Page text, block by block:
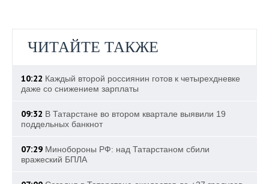
ЧИТАЙТЕ ТАКЖЕ
10:22 Каждый второй россиянин готов к четырехдневке
даже со снижением зарплаты
09:32 В Татарстане во втором квартале выявили 19
поддельных банкнот
07:29 Минобороны РФ: над Татарстаном сбили
вражеский БПЛА